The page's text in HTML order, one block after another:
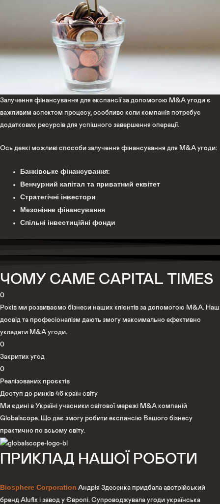
Залучення фінансування для експансії за допомогою M&A угоди є
важливим аспектом процесу, особливо коли компанія потребує
додаткових ресурсів для успішного завершення операції.
Ось деякі можливі способи залучення фінансування для M&A угоди:
Банківське фінансування:
Венчурний капітал та приватний еквітет
Стратегічні інвестори
Мезонінне фінансування
Спільні інвестиційні фонди
ЧОМУ САМЕ CAPITAL TIMES
0
Років ми розвиваємо бізнеси наших клієнтів за допомогою M&A. Наш
досвід та професіоналізм дають змогу максимально ефективно
укладати M&A угоди.
0
Закритих угод
0
Реалізованих проєктів
Доступ до ринків 46 країн світу
Ми єдині в Україні учасники світової мережі M&A компаній
Globalscope. Що дає змогу робити експансію Вашого бізнесу
практично по всьому світу.
ПРИКЛАД НАШОЇ РОБОТИ
Biosphere Corporation Андрія Здесенка придбала австрійський
бренд Alufix і завод у Європі. Супроводжувала угоди українська